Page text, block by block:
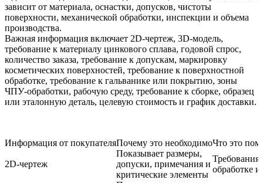
зависит от материала, оснастки, допусков, чистоты
поверхности, механической обработки, инспекции и объема
производства.
Важная информация включает 2D-чертеж, 3D-модель,
требование к материалу цинкового сплава, годовой спрос,
количество заказа, требование к допускам, маркировку
косметических поверхностей, требование к поверхностной
обработке, требование к гальванике или покрытию, зоны
ЧПУ-обработки, рабочую среду, требование к сборке, образец
или эталонную деталь, целевую стоимость и график доставки.
Информация от покупателяПочему это необходимоЧто это
2D-чертеж
Показывает размеры,
допуски, примечания и
критические элементы
Требования
обработке